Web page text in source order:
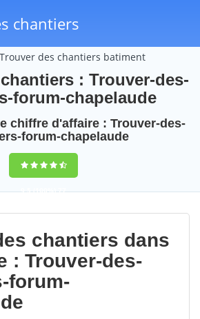
chantiers
Trouver des chantiers batiment
: Trouver-des-
forum-chapelaude
chiffre d'affaire : Trouver-des-
forum-chapelaude
9,5(100%)77
votes
chantiers dans
: Trouver-des-
forum-